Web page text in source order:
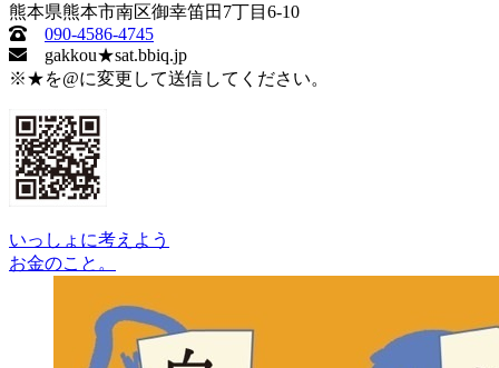
熊本県熊本市南区御幸笛田7丁目6-10
090-4586-4745
gakkou★sat.bbiq.jp
※★を@に変更して送信してください。
いっしょに考えよう
お金のこと。